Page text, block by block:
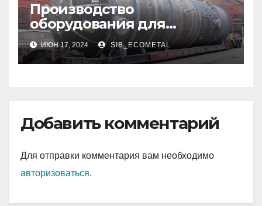
Производство
оборудования для
нефтегазового комплекса,
нефтехимии, химии и
промышленности
ИЮН 17, 2024 SIB_ECOMETAL
Добавить комментарий
Для отправки комментария вам необходимо
авторизоваться.